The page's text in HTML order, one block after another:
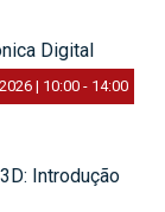
Digital
| 10:00- 14:00
Introdução